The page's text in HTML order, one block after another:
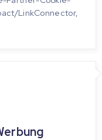
LinkConnector,